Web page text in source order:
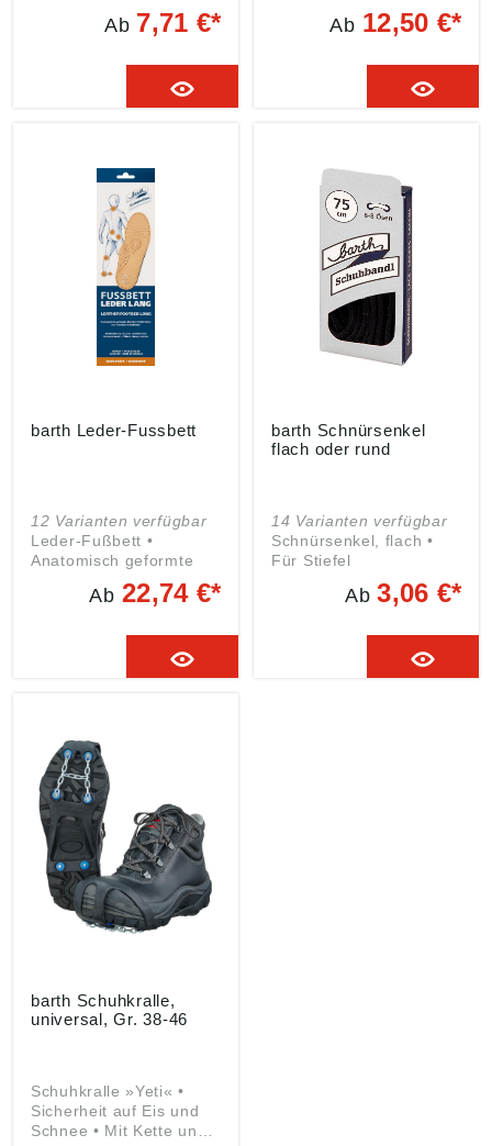
kälteisolierend durch
Alu-Zwischenschicht •
Ober- und Unterseite
Ab 7,71 €*
Lammfellsohle aus
echtem Schaffell
Ab 12,50 €*
barth Leder-Fussbett
12 Varianten verfügbar
Leder-Fußbett •
Anatomisch geformte
Kompfortfußstütze aus
echtem Schafleder
Ab22,74 €*
barth Schnürsenkel
flach oder rund
14 Varianten verfügbar
Schnürsenkel, flach •
Für Stiefel
Ab3,06 €*
barth Schuhkralle,
universal, Gr. 38-46
Schuhkralle »Yeti« •
Sicherheit auf Eis und
Schnee • Mit Kette und